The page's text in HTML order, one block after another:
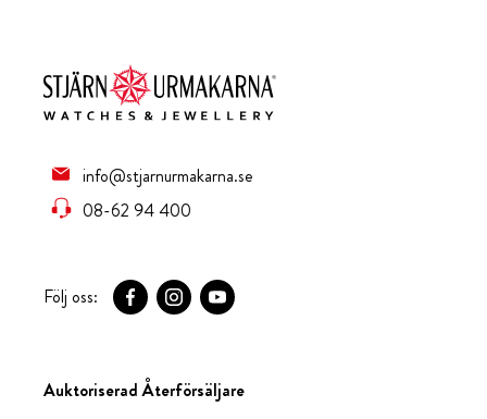
info@stjarnurmakarna.se
08-62 94 400
Följ oss:
Auktoriserad Återförsäljare